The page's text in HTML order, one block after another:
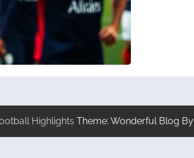
Highlights Theme: Wonderful Blog By